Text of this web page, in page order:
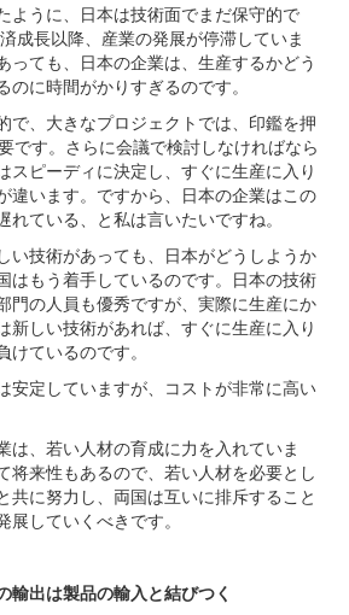
ように、日本は技術面でまだ保守的で
成長以降、産業の発展が停滞していま
っても、日本の企業は、生産するかどう
に時間がかりすぎるのです。
で、大きなプロジェクトでは、印鑑を押
です。さらに会議で検討しなければなら
スピーディに決定し、すぐに生産に入り
違います。ですから、日本の企業はこの
ている、と私は言いたいですね。
い技術があっても、日本がどうしようか
はもう着手しているのです。日本の技術
門の人員も優秀ですが、実際に生産にか
新しい技術があれば、すぐに生産に入り
ているのです。
安定していますが、コストが非常に高い
は、若い人材の育成に力を入れていま
将来性もあるので、若い人材を必要とし
共に努力し、両国は互いに排斥すること
していくべきです。
輸出は製品の輸入と結びつく